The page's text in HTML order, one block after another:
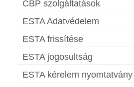
CBP szolgáltatások
ESTA Adatvédelem
ESTA frissítése
ESTA jogosultság
ESTA kérelem nyomtatvány